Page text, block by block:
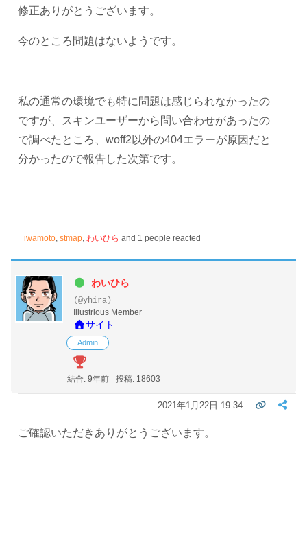
修正ありがとうございます。
今のところ問題はないようです。
私の通常の環境でも特に問題は感じられなかったの
ですが、スキンユーザーから問い合わせがあったの
で調べたところ、woff2以外の404エラーが原因だと
分かったので報告した次第です。
iwamoto stmap わいひら and 1 people reacted
わいひら
(@yhira)
Illustrious Member
サイト
Admin
結合: 9年前 投稿: 18603
2021年1月22日 19:34
ご確認いただきありがとうございます。